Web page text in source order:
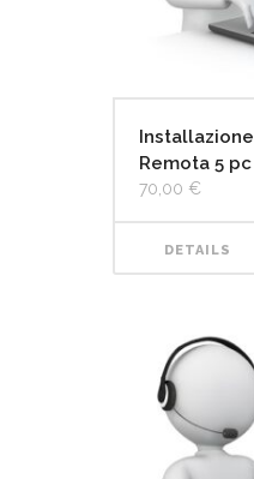
Installazione
Remota 5 pc
70,00 €
DETAILS